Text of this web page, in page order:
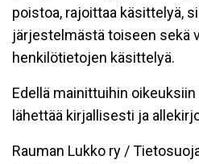
poistoa, rajoittaa käsittelyä,
järjestelmästä toiseen sekä
henkilötietojen käsittelyä.
Edellä mainittuihin
lähettää kirjallisesti ja
Rauman Lukko ry /